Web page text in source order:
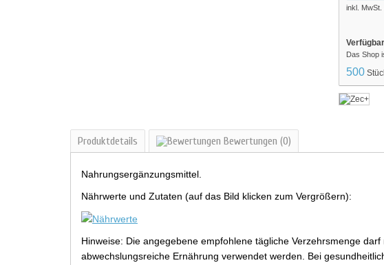
inkl. MwSt.
Das Shop
500
Produktdetails Bewertungen (0)
Nahrungsergänzungsmittel.
Nährwerte und Zutaten (auf das Bild klicken zum Vergrößern):
Hinweise: Die angegebene empfohlene tägliche Verzehrsmenge
abwechslungsreiche Ernährung verwendet werden. Bei